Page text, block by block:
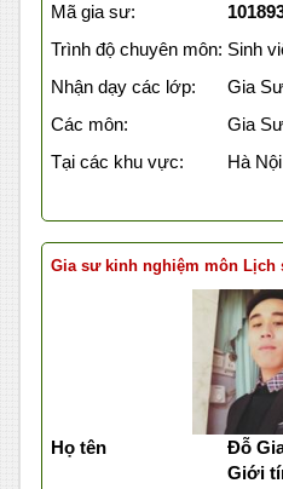
Mã gia sư:
Trình độ chuyên môn: Sinh
Nhận dạy các lớp:
Gia
Các môn:
Gia
Tại các khu vực:
Hà
Gia sư kinh nghiệm môn Lịch
Họ tên
Đỗ
Giới